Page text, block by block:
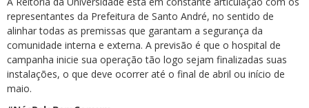
representantes da Prefeitura de Santo André, no sentido de
alinhar todas as premissas que garantam a segurança da
comunidade interna e externa. A previsão é que o hospital de
campanha inicie sua operação tão logo sejam finalizadas suas
instalações, o que deve ocorrer até o final de abril ou início de
maio.